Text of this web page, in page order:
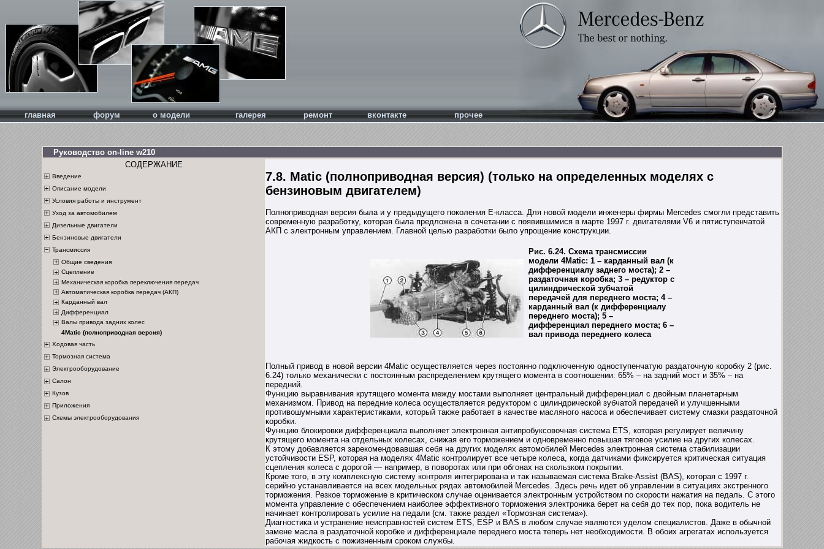
главная форум о модели галерея ремонт вконтакте прочее
Руководство on-line w210
СОДЕРЖАНИЕ
Введение
Описание модели
Условия работы и инструмент
Уход за автомобилем
Дизельные двигатели
Бензиновые двигатели
Трансмиссия
Общие сведения
Сцепление
Механическая коробка переключения передач
Автоматическая коробка передач (АКП)
Карданный вал
Дифференциал
Валы привода задних колес
4Matic (полноприводная версия)
Ходовая часть
Тормозная система
Электрооборудование
Салон
Кузов
Приложения
Схемы электрооборудования
7.8. Matic (полноприводная версия) (только на определенных моделях с
бензиновым двигателем)
Полноприводная версия была и у предыдущего поколения Е-класса. Для новой модели инженеры фирмы Mercedes смогли представить
современную разработку, которая была предложена в сочетании с появившимися в марте 1997 г. двигателями V6 и пятиступенчатой
АКП с электронным управлением. Главной целью разработки было упрощение конструкции.
Рис. 6.24. Схема трансмиссии
модели 4Matic: 1 – карданный вал (к
дифференциалу заднего моста); 2 –
раздаточная коробка; 3 – редуктор с
цилиндрической зубчатой
передачей для переднего моста; 4 –
карданный вал (к дифференциалу
переднего моста); 5 –
дифференциал переднего моста; 6 –
вал привода переднего колеса
Полный привод в новой версии 4Matic осуществляется через постоянно подключенную одноступенчатую раздаточную коробку 2 (рис.
6.24) только механически с постоянным распределением крутящего момента в соотношении: 65% – на задний мост и 35% – на
передний.
Функцию выравнивания крутящего момента между мостами выполняет центральный дифференциал с двойным планетарным
механизмом. Привод на передние колеса осуществляется редуктором с цилиндрической зубчатой передачей и улучшенными
противошумными характеристиками, который также работает в качестве масляного насоса и обеспечивает систему смазки раздаточной
коробки.
Функцию блокировки дифференциала выполняет электронная антипробуксовочная система ETS, которая регулирует величину
крутящего момента на отдельных колесах, снижая его торможением и одновременно повышая тяговое усилие на других колесах.
К этому добавляется зарекомендовавшая себя на других моделях автомобилей Mercedes электронная система стабилизации
устойчивости ESP, которая на моделях 4Matic контролирует все четыре колеса, когда датчиками фиксируется критическая ситуация
сцепления колеса с дорогой — например, в поворотах или при обгонах на скользком покрытии.
Кроме того, в эту комплексную систему контроля интегрирована и так называемая система Brake-Assist (BAS), которая с 1997 г.
серийно устанавливается на всех модельных рядах автомобилей Mercedes. Здесь речь идет об управлении в ситуациях экстренного
торможения. Резкое торможение в критическом случае оценивается электронным устройством по скорости нажатия на педаль. С этого
момента управление с обеспечением наиболее эффективного торможения электроника берет на себя до тех пор, пока водитель не
начинает контролировать усилие на педали (см. также раздел «Тормозная система»).
Диагностика и устранение неисправностей систем ETS, ESP и BAS в любом случае являются уделом специалистов. Даже в обычной
замене масла в раздаточной коробке и дифференциале переднего моста теперь нет необходимости. В обоих агрегатах используется
рабочая жидкость с пожизненным сроком службы.